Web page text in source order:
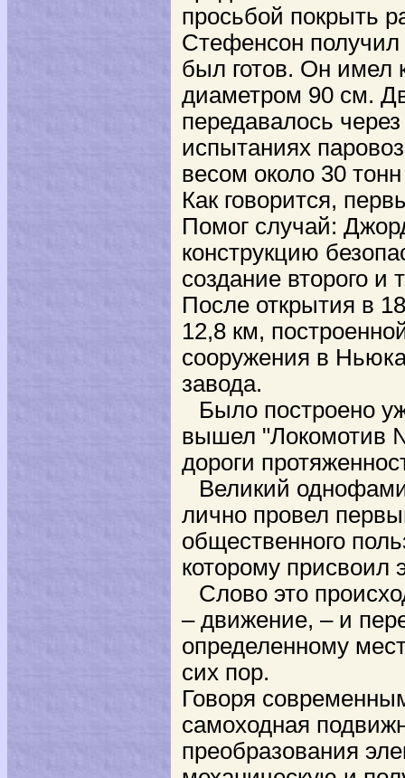
просьбой покрыть
Стефенсон получил
был готов. Он имел
диаметром 90 см.
передавалось
испытаниях
весом около 30
Как говорится,
Помог случай:
конструкцию
создание второго и
После открытия в
12,8 км,
сооружения в
завода.
Было построено
вышел "Локомотив
дороги
Великий
лично провел
общественного
которому присвоил
Слово это
– движение, – и
определенному
сих пор.
Говоря
самоходная
преобразования